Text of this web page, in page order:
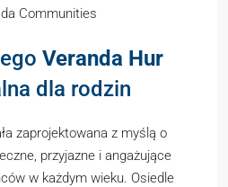
Communities
Veranda Hur
dla rodzin
zaprojektowana z myślą o
przyjazne i angażujące
w każdym wieku. Osiedle